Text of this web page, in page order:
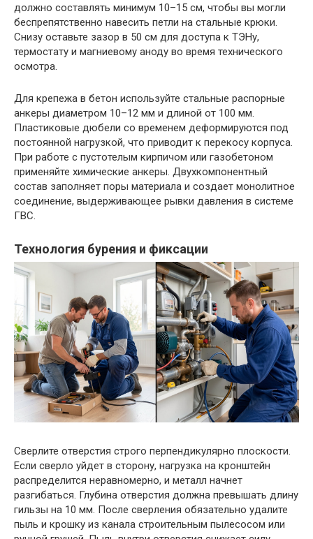
должно составлять минимум 10–15 см, чтобы вы могли
беспрепятственно навесить петли на стальные крюки.
Снизу оставьте зазор в 50 см для доступа к ТЭНу,
термостату и магниевому аноду во время технического
осмотра.
Для крепежа в бетон используйте стальные распорные
анкеры диаметром 10–12 мм и длиной от 100 мм.
Пластиковые дюбели со временем деформируются под
постоянной нагрузкой, что приводит к перекосу корпуса.
При работе с пустотелым кирпичом или газобетоном
применяйте химические анкеры. Двухкомпонентный
состав заполняет поры материала и создает монолитное
соединение, выдерживающее рывки давления в системе
ГВС.
Технология бурения и фиксации
Сверлите отверстия строго перпендикулярно плоскости.
Если сверло уйдет в сторону, нагрузка на кронштейн
распределится неравномерно, и металл начнет
разгибаться. Глубина отверстия должна превышать длину
гильзы на 10 мм. После сверления обязательно удалите
пыль и крошку из канала строительным пылесосом или